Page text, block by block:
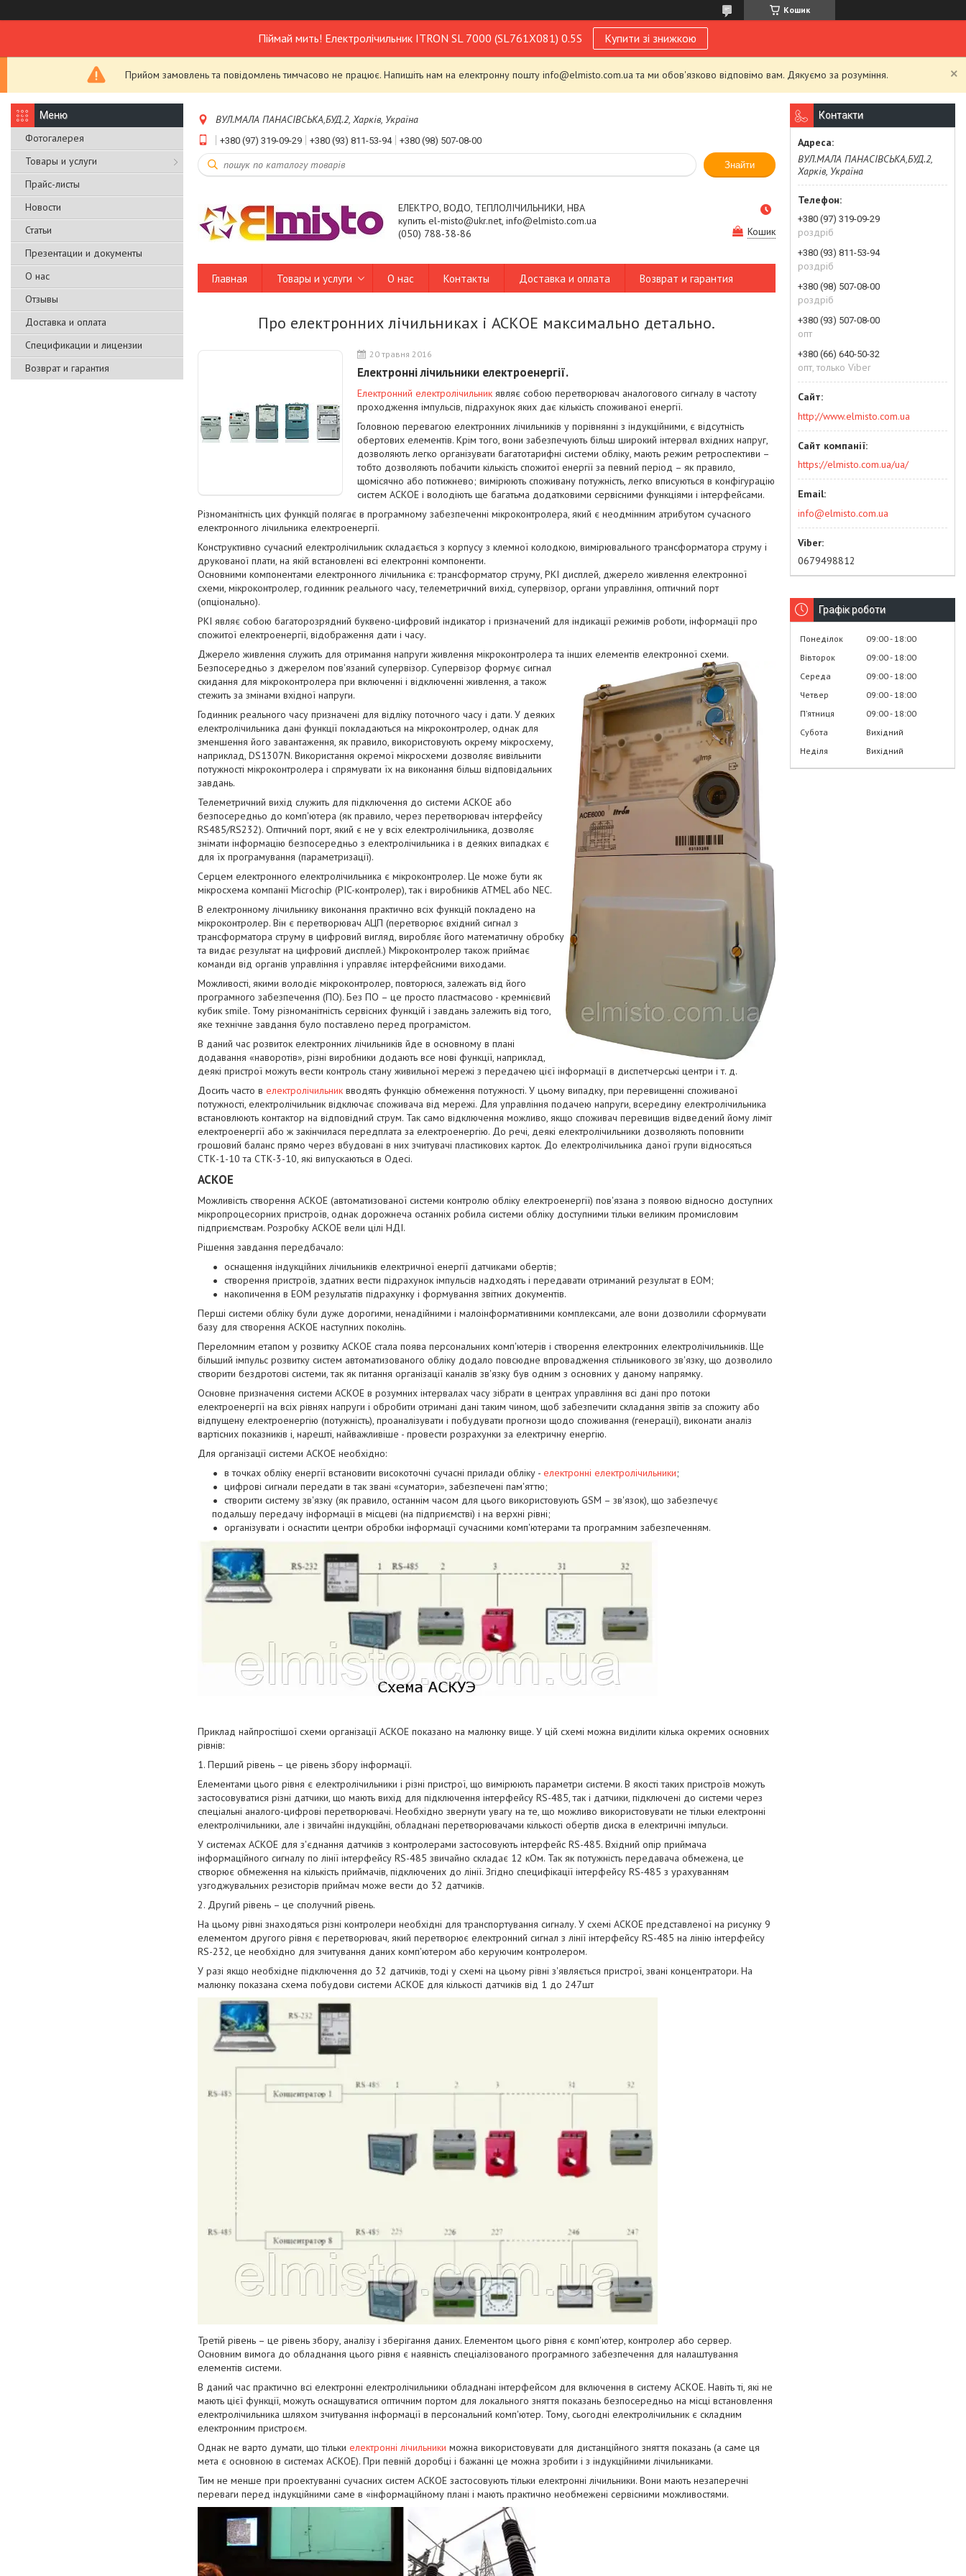
Кошик
Піймай мить! Електролічильник ITRON SL 7000 (SL761X081) 0.5S Купити зі знижкою
Прийом замовлень та повідомлень тимчасово не працює. Напишіть нам на електронну пошту info@elmisto.com.ua та ми обов'язково відповімо вам. Дякуємо за розуміння.
Фотогалерея
Товары и услуги
Прайс-листы
Новости
Статьи
Презентации и документы
О нас
Отзывы
Доставка и оплата
Спецификации и лицензии
Возврат и гарантия
ВУЛ.МАЛА ПАНАСІВСЬКА,БУД.2, Харків, Україна
+380 (97) 319-09-29 +380 (93) 811-53-94 +380 (98) 507-08-00
Знайти
ЕЛЕКТРО, ВОДО, ТЕПЛОЛІЧИЛЬНИКИ, НВА
купить el-misto@ukr.net, info@elmisto.com.ua
(050) 788-38-86
Кошик
Главная Товары и услуги О нас Контакты Доставка и оплата Возврат и гарантия
Про електронних лічильниках і АСКОЕ максимально детально.
20 травня 2016
Електронні лічильники електроенергії.
Електронний електролічильник являє собою перетворювач аналогового сигналу в частоту
проходження імпульсів, підрахунок яких дає кількість споживаної енергії.
Головною перевагою електронних лічильників у порівнянні з індукційними, є відсутність
обертових елементів. Крім того, вони забезпечують більш широкий інтервал вхідних напруг,
дозволяють легко організувати багатотарифні системи обліку, мають режим ретроспективи –
тобто дозволяють побачити кількість спожитої енергії за певний період – як правило,
щомісячно або потижнево; вимірюють споживану потужність, легко вписуються в конфігурацію
систем АСКОЕ і володіють ще багатьма додатковими сервісними функціями і інтерфейсами.
Різноманітність цих функцій полягає в програмному забезпеченні мікроконтролера, який є неодмінним атрибутом сучасного
електронного лічильника електроенергії.
Конструктивно сучасний електролічильник складається з корпусу з клемної колодкою, вимірювального трансформатора струму і
друкованої плати, на якій встановлені всі електронні компоненти.
Основними компонентами електронного лічильника є: трансформатор струму, РКІ дисплей, джерело живлення електронної
схеми, мікроконтролер, годинник реального часу, телеметричний вихід, супервізор, органи управління, оптичний порт
(опціонально).
РКІ являє собою багаторозрядний буквено-цифровий індикатор і призначений для індикації режимів роботи, інформації про
спожитої електроенергії, відображення дати і часу.
Джерело живлення служить для отримання напруги живлення мікроконтролера та інших елементів електронної схеми.
Безпосередньо з джерелом пов'язаний супервізор. Супервізор формує сигнал
скидання для мікроконтролера при включенні і відключенні живлення, а також
стежить за змінами вхідної напруги.
Годинник реального часу призначені для відліку поточного часу і дати. У деяких
електролічильника дані функції покладаються на мікроконтролер, однак для
зменшення його завантаження, як правило, використовують окрему мікросхему,
наприклад, DS1307N. Використання окремої мікросхеми дозволяє вивільнити
потужності мікроконтролера і спрямувати їх на виконання більш відповідальних
завдань.
Телеметричний вихід служить для підключення до системи АСКОЕ або
безпосередньо до комп'ютера (як правило, через перетворювач інтерфейсу
RS485/RS232). Оптичний порт, який є не у всіх електролічильника, дозволяє
знімати інформацію безпосередньо з електролічильника і в деяких випадках є
для їх програмування (параметризації).
Серцем електронного електролічильника є мікроконтролер. Це може бути як
мікросхема компанії Microchip (PIC-контролер), так і виробників ATMEL або NEC.
В електронному лічильнику виконання практично всіх функцій покладено на
мікроконтролер. Він є перетворювач АЦП (перетворює вхідний сигнал з
трансформатора струму в цифровий вигляд, виробляє його математичну обробку
та видає результат на цифровий дисплей.) Мікроконтролер також приймає
команди від органів управління і управляє інтерфейсними виходами.
Можливості, якими володіє мікроконтролер, повторюся, залежать від його
програмного забезпечення (ПО). Без ПО – це просто пластмасово - кремнієвий
кубик smile. Тому різноманітність сервісних функцій і завдань залежить від того,
яке технічне завдання було поставлено перед програмістом.
В даний час розвиток електронних лічильників йде в основному в плані
додавання «наворотів», різні виробники додають все нові функції, наприклад,
деякі пристрої можуть вести контроль стану живильної мережі з передачею цієї інформації в диспетчерські центри і т. д.
Досить часто в електролічильник вводять функцію обмеження потужності. У цьому випадку, при перевищенні споживаної
потужності, електролічильник відключає споживача від мережі. Для управління подачею напруги, всередину електролічильника
встановлюють контактор на відповідний струм. Так само відключення можливо, якщо споживач перевищив відведений йому ліміт
електроенергії або ж закінчилася передплата за електроенергію. До речі, деякі електролічильники дозволяють поповнити
грошовий баланс прямо через вбудовані в них зчитувачі пластикових карток. До електролічильника даної групи відносяться
СТК-1-10 та СТК-3-10, які випускаються в Одесі.
АСКОЕ
Можливість створення АСКОЕ (автоматизованої системи контролю обліку електроенергії) пов'язана з появою відносно доступних
мікропроцесорних пристроїв, однак дорожнеча останніх робила системи обліку доступними тільки великим промисловим
підприємствам. Розробку АСКОЕ вели цілі НДІ.
Рішення завдання передбачало:
оснащення індукційних лічильників електричної енергії датчиками обертів;
створення пристроїв, здатних вести підрахунок імпульсів надходять і передавати отриманий результат в ЕОМ;
накопичення в ЕОМ результатів підрахунку і формування звітних документів.
Перші системи обліку були дуже дорогими, ненадійними і малоінформативними комплексами, але вони дозволили сформувати
базу для створення АСКОЕ наступних поколінь.
Переломним етапом у розвитку АСКОЕ стала поява персональних комп'ютерів і створення електронних електролічильників. Ще
більший імпульс розвитку систем автоматизованого обліку додало повсюдне впровадження стільникового зв'язку, що дозволило
створити бездротові системи, так як питання організації каналів зв'язку був одним з основних у даному напрямку.
Основне призначення системи АСКОЕ в розумних інтервалах часу зібрати в центрах управління всі дані про потоки
електроенергії на всіх рівнях напруги і обробити отримані дані таким чином, щоб забезпечити складання звітів за спожиту або
відпущену електроенергію (потужність), проаналізувати і побудувати прогнози щодо споживання (генерації), виконати аналіз
вартісних показників і, нарешті, найважливіше - провести розрахунки за електричну енергію.
Для організації системи АСКОЕ необхідно:
в точках обліку енергії встановити високоточні сучасні прилади обліку - електронні електролічильники;
цифрові сигнали передати в так звані «суматори», забезпечені пам'яттю;
створити систему зв'язку (як правило, останнім часом для цього використовують GSM – зв'язок), що забезпечує
подальшу передачу інформації в місцеві (на підприємстві) і на верхні рівні;
організувати і оснастити центри обробки інформації сучасними комп'ютерами та програмним забезпеченням.
Приклад найпростішої схеми організації АСКОЕ показано на малюнку вище. У цій схемі можна виділити кілька окремих основних
рівнів:
1. Перший рівень – це рівень збору інформації.
Елементами цього рівня є електролічильники і різні пристрої, що вимірюють параметри системи. В якості таких пристроїв можуть
застосовуватися різні датчики, що мають вихід для підключення інтерфейсу RS-485, так і датчики, підключені до системи через
спеціальні аналого-цифрові перетворювачі. Необхідно звернути увагу на те, що можливо використовувати не тільки електронні
електролічильники, але і звичайні індукційні, обладнані перетворювачами кількості обертів диска в електричні імпульси.
У системах АСКОЕ для з'єднання датчиків з контролерами застосовують інтерфейс RS-485. Вхідний опір приймача
інформаційного сигналу по лінії інтерфейсу RS-485 звичайно складає 12 кОм. Так як потужність передавача обмежена, це
створює обмеження на кількість приймачів, підключених до лінії. Згідно специфікації інтерфейсу RS-485 з урахуванням
узгоджувальних резисторів приймач може вести до 32 датчиків.
2. Другий рівень – це сполучний рівень.
На цьому рівні знаходяться різні контролери необхідні для транспортування сигналу. У схемі АСКОЕ представленої на рисунку 9
елементом другого рівня є перетворювач, який перетворює електронний сигнал з лінії інтерфейсу RS-485 на лінію інтерфейсу
RS-232, це необхідно для зчитування даних комп'ютером або керуючим контролером.
У разі якщо необхідне підключення до 32 датчиків, тоді у схемі на цьому рівні з'являється пристрої, звані концентратори. На
малюнку показана схема побудови системи АСКОЕ для кількості датчиків від 1 до 247шт
Третій рівень – це рівень збору, аналізу і зберігання даних. Елементом цього рівня є комп'ютер, контролер або сервер.
Основним вимога до обладнання цього рівня є наявність спеціалізованого програмного забезпечення для налаштування
елементів системи.
В даний час практично всі електронні електролічильники обладнані інтерфейсом для включення в систему АСКОЕ. Навіть ті, які не
мають цієї функції, можуть оснащуватися оптичним портом для локального зняття показань безпосередньо на місці встановлення
електролічильника шляхом зчитування інформації в персональний комп'ютер. Тому, сьогодні електролічильник є складним
електронним пристроєм.
Однак не варто думати, що тільки електронні лічильники можна використовувати для дистанційного зняття показань (а саме ця
мета є основною в системах АСКОЕ). При певній доробці і бажанні це можна зробити і з індукційними лічильниками.
Тим не менше при проектуванні сучасних систем АСКОЕ застосовують тільки електронні лічильники. Вони мають незаперечні
переваги перед індукційними саме в «інформаційному плані і мають практично необмежені сервісними можливостями.
Контакти
ВУЛ.МАЛА ПАНАСІВСЬКА,БУД.2,
Харків, Україна
+380 (97) 319-09-29
роздріб
+380 (93) 811-53-94
роздріб
+380 (98) 507-08-00
роздріб
+380 (93) 507-08-00
опт
+380 (66) 640-50-32
опт, только Viber
http://www.elmisto.com.ua
https://elmisto.com.ua/ua/
info@elmisto.com.ua
0679498812
Графік роботи
Понеділок 09:00 18:00
Вівторок
09:00 18:00
Середа
09:00 18:00
Четвер
09:00 18:00
Пʼятниця
09:00 18:00
Субота
Вихідний
Неділя
Вихідний